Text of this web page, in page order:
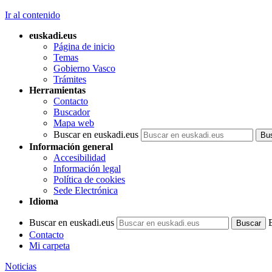
Ir al contenido
euskadi.eus
Página de inicio
Temas
Gobierno Vasco
Trámites
Herramientas
Contacto
Buscador
Mapa web
Buscar en euskadi.eus
Información general
Accesibilidad
Información legal
Política de cookies
Sede Electrónica
Idioma
Buscar en euskadi.eus
Contacto
Mi carpeta
Noticias